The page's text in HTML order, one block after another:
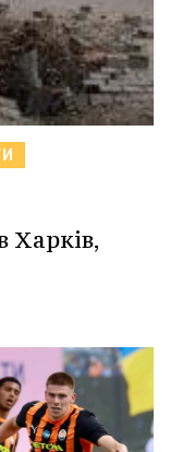
Харків,